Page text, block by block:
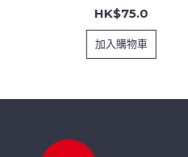
HK$75.0
加入購物車